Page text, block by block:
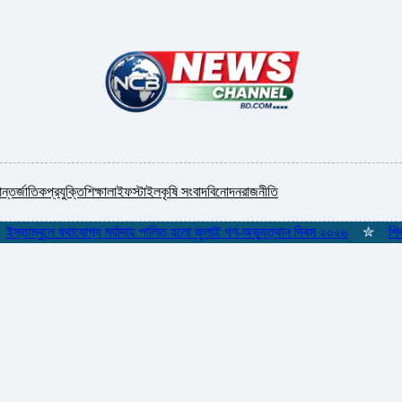
প্রযুক্তিশিক্ষালাইফস্টাইলকৃষি সংবাদবিনোদনরাজনীতি
যথাযোগ্য মর্যাদায় পালিত হলো জুলাই গণ-অভ্যুত্থান দিবস ২০২৬ ✮